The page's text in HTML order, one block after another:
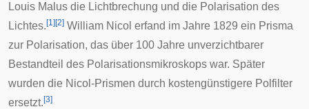
Louis Malus die Lichtbrechung und die Polarisation des
Lichtes. [1] [2] William Nicol erfand im Jahre 1829 ein Prisma
zur Polarisation, das über 100 Jahre unverzichtbarer
Bestandteil des Polarisationsmikroskops war. Später
wurden die Nicol-Prismen durch kostengünstigere Polfilter
ersetzt. [3]